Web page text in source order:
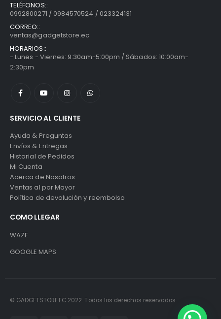
TELÉFONOS::
0992800271 / 0984570524 / 023324131
CORREO::
ventas@gadgetstore.ec
HORARIOS::
- Lunes - Viernes: 9:30am-5:00pm / Sábados: 10:00am-
2:30pm
SERVICIO AL CLIENTE
Ayuda & Preguntas
Envíos & Entregas
Historial de Pedidos
Mi Cuenta
Acerca de Nosotros
Ventas al por Mayor
Política de devolución y reembolso
COMO LLEGAR
WAZE
GOOGLE MAPS
© GADGETSTORE.EC 2022. Todos los derechos reservados